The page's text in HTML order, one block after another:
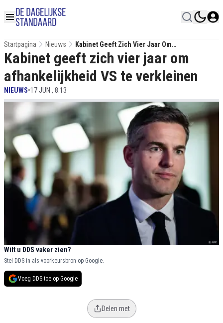
Startpagina Nieuws
Kabinet Geeft Zich Vier Jaar Om
Afhankelijkheid VS Te Verkleinen
Kabinet geeft zich vier jaar om
afhankelijkheid VS te verkleinen
NIEUWS•17 JUN , 8:13
Wilt u DDS vaker zien?
Stel DDS in als voorkeursbron op Google.
Voeg DDS toe op Google
Delen met